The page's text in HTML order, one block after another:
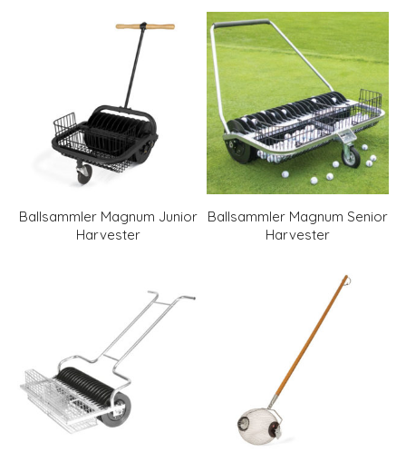
Ballsammler Magnum Junior
Harvester
Ballsammler Magnum Senior
Harvester